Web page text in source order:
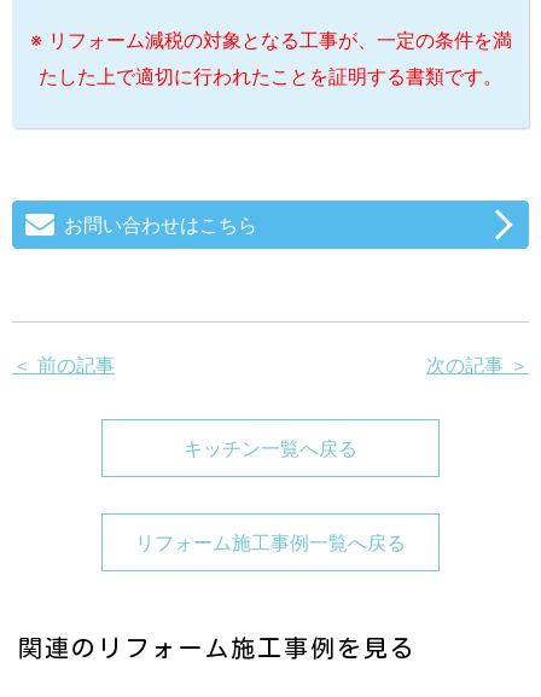
※ リフォーム減税の対象となる工事が、一定の条件を満
たした上で適切に行われたことを証明する書類です。
お問い合わせはこちら
＜ 前の記事 次の記事 ＞
キッチン一覧へ戻る
リフォーム施工事例一覧へ戻る
関連のリフォーム施工事例を見る